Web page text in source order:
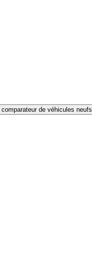
comparateur de véhicules neufs